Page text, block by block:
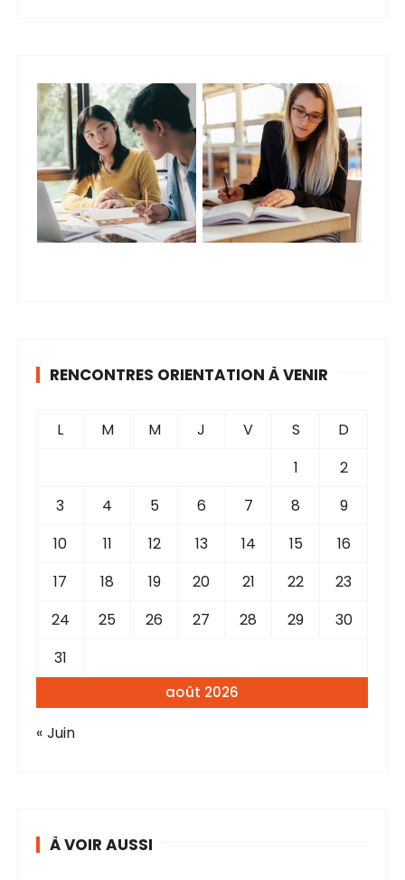
RENCONTRES ORIENTATION À VENIR
août 2026
L M M J V S
D
1
2
3
4 5 6 7 8
9
10
11 12 13 14 15
16
17
18 19 20 21 22
23
24
25 26 27 28 29
30
31
« Juin
À VOIR AUSSI